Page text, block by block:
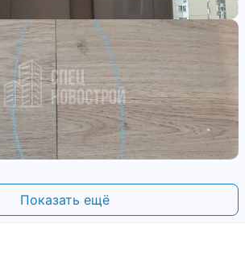
Показать ещё